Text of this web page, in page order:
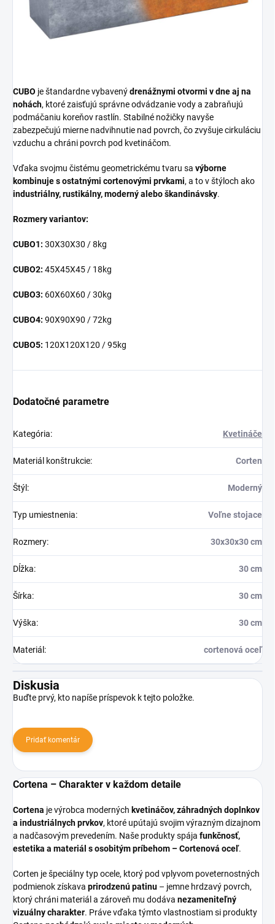
CUBO je štandardne vybavenýdrenážnymi otvormi v dne aj na
nohách, ktoré zaisťujú správne odvádzanie vody a zabraňujú
podmáčaniu koreňov rastlín. Stabilné nožičky navyše
zabezpečujú mierne nadvihnutie nad povrch, čo zvyšuje cirkuláciu
vzduchu a chráni povrch pod kvetináčom.
Vďaka svojmu čistému geometrickému tvaru sa výborne
kombinuje s ostatnými cortenovými prvkami, a to v štýloch ako
industriálny, rustikálny, moderný alebo škandinávsky.
Rozmery variantov:
CUBO1: 30X30X30 / 8kg
CUBO2: 45X45X45 / 18kg
CUBO3: 60X60X60 / 30kg
CUBO4: 90X90X90 / 72kg
CUBO5: 120X120X120 / 95kg
Dodatočné parametre
Kategória: Kvetináče
Materiál konštrukcie: Corten
Štýl : Moderný
Typ umiestnenia: Voľne stojace
Rozmery: 30x30x30 cm
Dĺžka: 30 cm
Šírka: 30 cm
Výška: 30 cm
Materiál : cortenová oceľ
Diskusia
Buďte prvý, kto napíše príspevok k tejto položke.
Pridať komentár
Cortena – Charakter v každom detaile
Cortena je výrobca moderných kvetináčov, záhradných doplnkov
a industriálnych prvkov, ktoré upútajú svojim výrazným dizajnom
a nadčasovým prevedením. Naše produkty spája funkčnosť,
estetika a materiál s osobitým príbehom – Cortenová oceľ.
Corten je špeciálny typ ocele, ktorý pod vplyvom poveternostných
podmienok získava prirodzenú patinu – jemne hrdzavý povrch,
ktorý chráni materiál a zároveň mu dodáva nezameniteľný
vizuálny charakter. Práve vďaka týmto vlastnostiam si produkty